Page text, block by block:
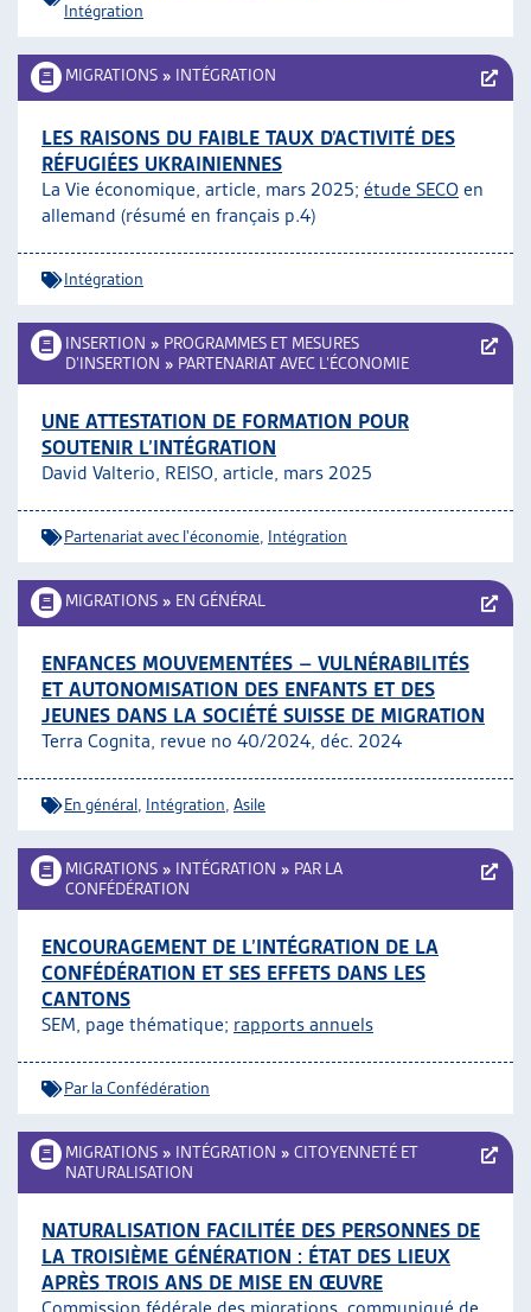
Intégration
MIGRATIONS » INTÉGRATION
LES RAISONS DU FAIBLE TAUX D’ACTIVITÉ DES
RÉFUGIÉES UKRAINIENNES
La Vie économique, article, mars 2025; étude SECO en
allemand (résumé en français p.4)
Intégration
INSERTION » PROGRAMMES ET MESURES
D’INSERTION » PARTENARIAT AVEC L’ÉCONOMIE
UNE ATTESTATION DE FORMATION POUR
SOUTENIR L’INTÉGRATION
David Valterio, REISO, article, mars 2025
Partenariat avec l'économie Intégration
MIGRATIONS » EN GÉNÉRAL
ENFANCES MOUVEMENTÉES – VULNÉRABILITÉS
ET AUTONOMISATION DES ENFANTS ET DES
JEUNES DANS LA SOCIÉTÉ SUISSE DE MIGRATION
Terra Cognita, revue no 40/2024, déc. 2024
En général Intégration Asile
MIGRATIONS » INTÉGRATION » PAR LA
CONFÉDÉRATION
ENCOURAGEMENT DE L’INTÉGRATION DE LA
CONFÉDÉRATION ET SES EFFETS DANS LES
CANTONS
SEM, page thématique; rapports annuels
Par la Confédération
MIGRATIONS » INTÉGRATION » CITOYENNETÉ ET
NATURALISATION
NATURALISATION FACILITÉE DES PERSONNES DE
LA TROISIÈME GÉNÉRATION : ÉTAT DES LIEUX
APRÈS TROIS ANS DE MISE EN ŒUVRE